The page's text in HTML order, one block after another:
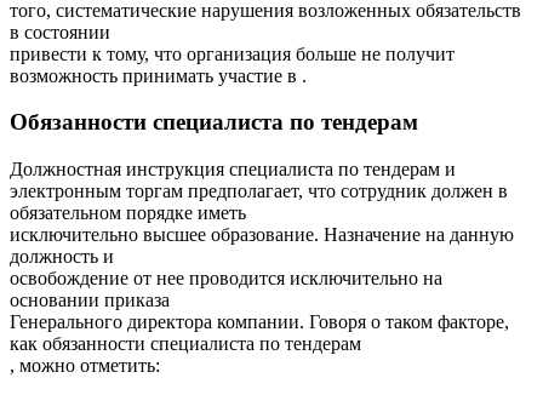
того, систематические нарушения возложенных обязательств
в состоянии
привести к тому, что организация больше не получит
возможность принимать участие в .
Обязанности специалиста по тендерам
Должностная инструкция специалиста по тендерам и
электронным торгам предполагает, что сотрудник должен в
обязательном порядке иметь
исключительно высшее образование. Назначение на данную
должность и
освобождение от нее проводится исключительно на
основании приказа
Генерального директора компании. Говоря о таком факторе,
как обязанности специалиста по тендерам
, можно отметить: